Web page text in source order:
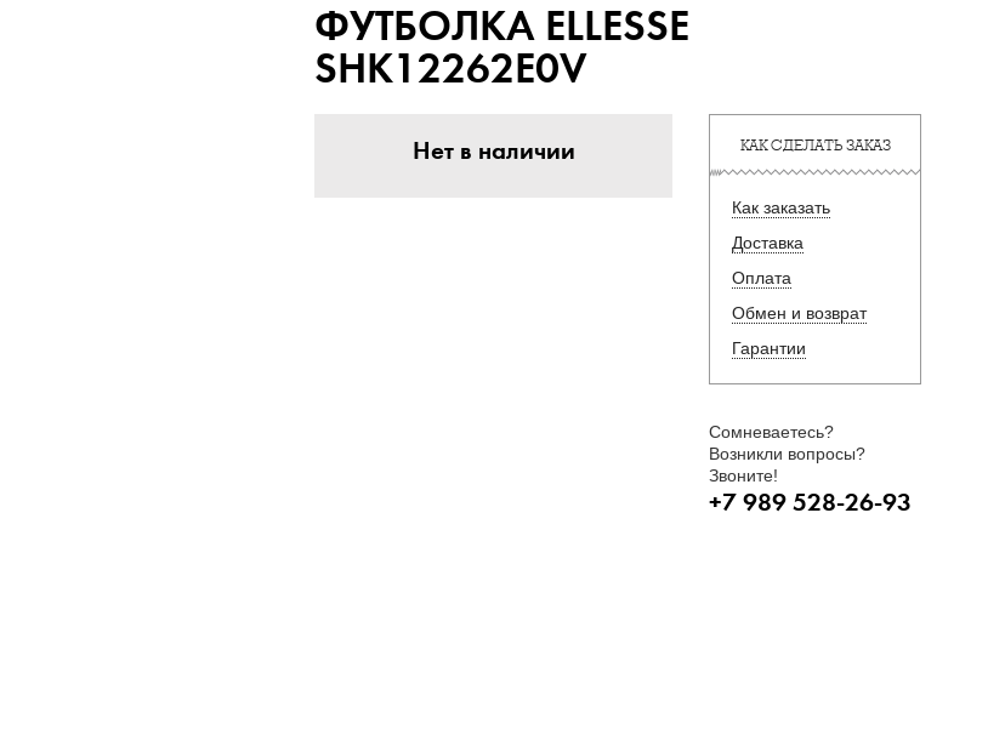
ФУТБОЛКА ELLESSE
SHK12262E0V
Нет в наличии КАК СДЕЛАТЬ ЗАКАЗ
Как заказать
Доставка
Оплата
Обмен и возврат
Гарантии
Сомневаетесь?
Возникли вопросы?
Звоните!
+7 989 528-26-93